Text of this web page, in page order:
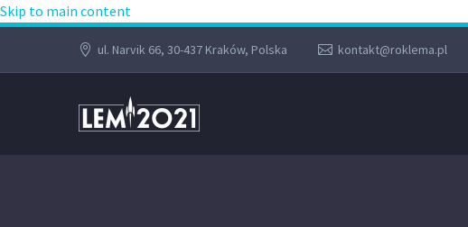
Skip to main content
ul. Narvik 66, 30-437 Kraków, Polska kontakt@roklema.pl